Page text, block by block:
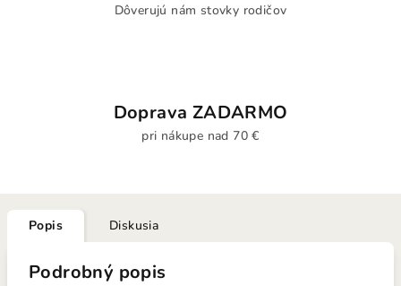
Dôverujú nám stovky rodičov
Doprava ZADARMO
pri nákupe nad 70 €
Popis Diskusia
Podrobný popis